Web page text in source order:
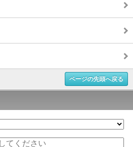
ページの先頭へ戻る